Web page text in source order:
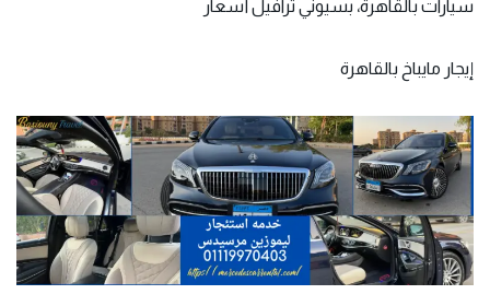
سيارات بالقاهرة، بسيوني ترافيل أسعار
إيجار مايباخ بالقاهرة